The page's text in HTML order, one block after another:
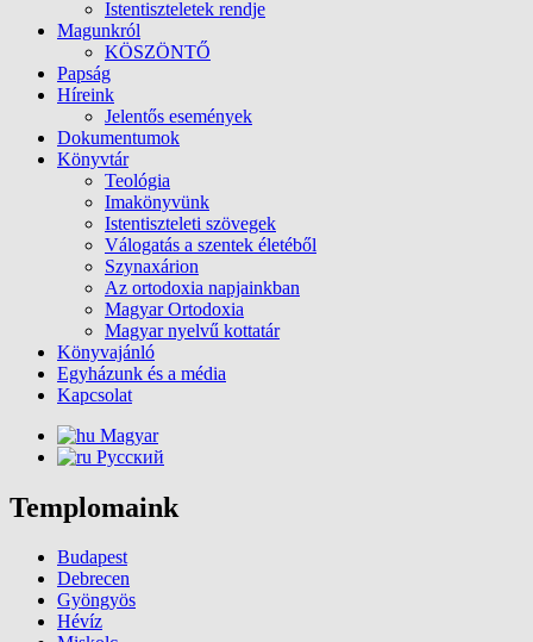
Istentiszteletek rendje
Magunkról
KÖSZÖNTŐ
Papság
Híreink
Jelentős események
Dokumentumok
Könyvtár
Teológia
Imakönyvünk
Istentiszteleti szövegek
Válogatás a szentek életéből
Szynaxárion
Az ortodoxia napjainkban
Magyar Ortodoxia
Magyar nyelvű kottatár
Könyvajánló
Egyházunk és a média
Kapcsolat
Magyar
Русский
Templomaink
Budapest
Debrecen
Gyöngyös
Hévíz